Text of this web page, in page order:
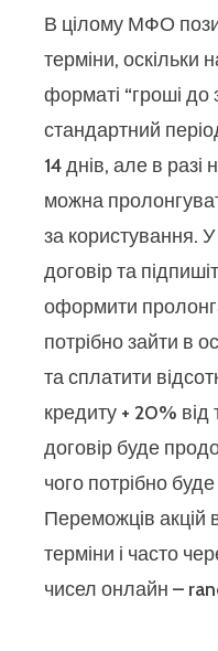
В цілому МФО
терміни, оскільки
форматі “гроші до
стандартний
14 днів, але в разі
можна
за користування. У
договір та
оформити
потрібно зайти в
та сплатити
кредиту + 20% від
договір буде
чого потрібно
Переможців акцій
терміни і часто
чисел онлайн –